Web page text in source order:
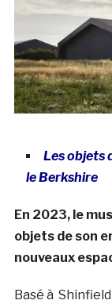
Les objets
le Berkshire
En 2023, le
objets de son
nouveaux
Basé à